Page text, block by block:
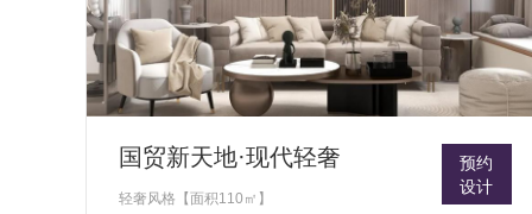
国贸新天地·现代轻奢
轻奢风格【面积110㎡】
预约
设计